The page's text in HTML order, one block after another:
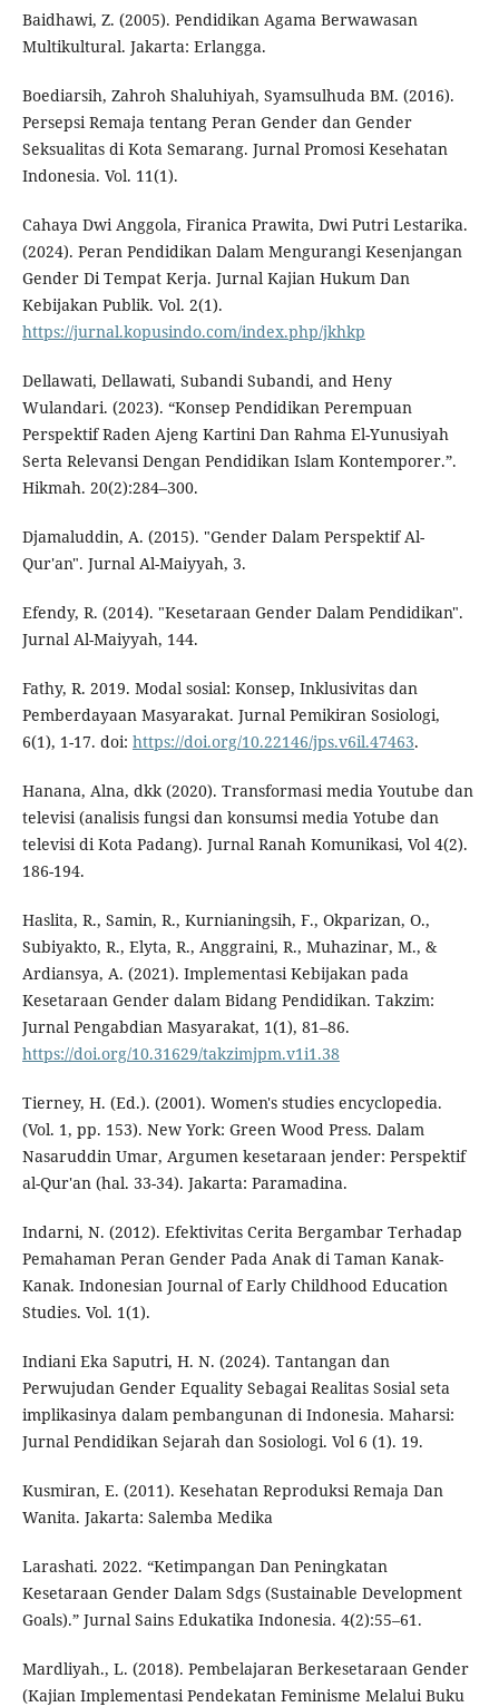
Baidhawi, Z. (2005). Pendidikan Agama Berwawasan
Multikultural. Jakarta: Erlangga.
Boediarsih, Zahroh Shaluhiyah, Syamsulhuda BM. (2016).
Persepsi Remaja tentang Peran Gender dan Gender
Seksualitas di Kota Semarang. Jurnal Promosi Kesehatan
Indonesia. Vol. 11(1).
Cahaya Dwi Anggola, Firanica Prawita, Dwi Putri Lestarika.
(2024). Peran Pendidikan Dalam Mengurangi Kesenjangan
Gender Di Tempat Kerja. Jurnal Kajian Hukum Dan
Kebijakan Publik. Vol. 2(1).
https://jurnal.kopusindo.com/index.php/jkhkp
Dellawati, Dellawati, Subandi Subandi, and Heny
Wulandari. (2023). “Konsep Pendidikan Perempuan
Perspektif Raden Ajeng Kartini Dan Rahma El-Yunusiyah
Serta Relevansi Dengan Pendidikan Islam Kontemporer.”.
Hikmah. 20(2):284–300.
Djamaluddin, A. (2015). "Gender Dalam Perspektif Al-
Qur'an". Jurnal Al-Maiyyah, 3.
Efendy, R. (2014). "Kesetaraan Gender Dalam Pendidikan".
Jurnal Al-Maiyyah, 144.
Fathy, R. 2019. Modal sosial: Konsep, Inklusivitas dan
Pemberdayaan Masyarakat. Jurnal Pemikiran Sosiologi,
6(1), 1-17. doi: https://doi.org/10.22146/jps.v6il.47463.
Hanana, Alna, dkk (2020). Transformasi media Youtube dan
televisi (analisis fungsi dan konsumsi media Yotube dan
televisi di Kota Padang). Jurnal Ranah Komunikasi, Vol 4(2).
186-194.
Haslita, R., Samin, R., Kurnianingsih, F., Okparizan, O.,
Subiyakto, R., Elyta, R., Anggraini, R., Muhazinar, M., &
Ardiansya, A. (2021). Implementasi Kebijakan pada
Kesetaraan Gender dalam Bidang Pendidikan. Takzim:
Jurnal Pengabdian Masyarakat, 1(1), 81–86.
https://doi.org/10.31629/takzimjpm.v1i1.38
Tierney, H. (Ed.). (2001). Women's studies encyclopedia.
(Vol. 1, pp. 153). New York: Green Wood Press. Dalam
Nasaruddin Umar, Argumen kesetaraan jender: Perspektif
al-Qur'an (hal. 33-34). Jakarta: Paramadina.
Indarni, N. (2012). Efektivitas Cerita Bergambar Terhadap
Pemahaman Peran Gender Pada Anak di Taman Kanak-
Kanak. Indonesian Journal of Early Childhood Education
Studies. Vol. 1(1).
Indiani Eka Saputri, H. N. (2024). Tantangan dan
Perwujudan Gender Equality Sebagai Realitas Sosial seta
implikasinya dalam pembangunan di Indonesia. Maharsi:
Jurnal Pendidikan Sejarah dan Sosiologi. Vol 6 (1). 19.
Kusmiran, E. (2011). Kesehatan Reproduksi Remaja Dan
Wanita. Jakarta: Salemba Medika
Larashati. 2022. “Ketimpangan Dan Peningkatan
Kesetaraan Gender Dalam Sdgs (Sustainable Development
Goals).” Jurnal Sains Edukatika Indonesia. 4(2):55–61.
Mardliyah., L. (2018). Pembelajaran Berkesetaraan Gender
(Kajian Implementasi Pendekatan Feminisme Melalui Buku